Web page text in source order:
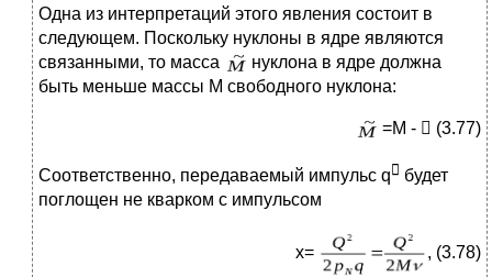
Одна из интерпретаций этого явления состоит в
следующем. Поскольку нуклоны в ядре являются
связанными, то масса
нуклона в ядре должна
быть меньше массы М свободного нуклона:
=M -  (3.77)
Соответственно, передаваемый импульс q  будет
поглощен не кварком с импульсом
x= , (3.78)